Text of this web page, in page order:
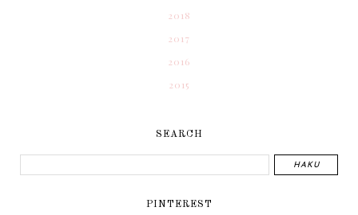
2018
2017
2016
2015
SEARCH
PINTEREST